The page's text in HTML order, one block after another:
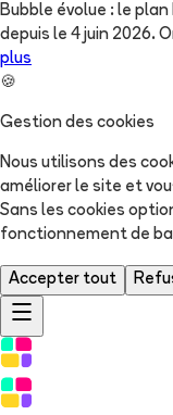
Bubble évolue : le
depuis le 4 juin 2026.
plus
🍪
Gestion des cookies
Nous utilisons des
améliorer le site et
Sans les cookies
fonctionnement de
Accepter tout